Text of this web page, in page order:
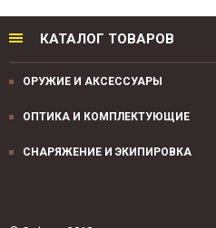
КАТАЛОГ ТОВАРОВ
ОРУЖИЕ И АКСЕССУАРЫ
ОПТИКА И КОМПЛЕКТУЮЩИЕ
СНАРЯЖЕНИЕ И ЭКИПИРОВКА